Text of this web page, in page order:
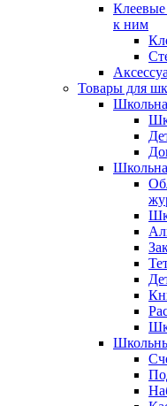
к ним
Товары для